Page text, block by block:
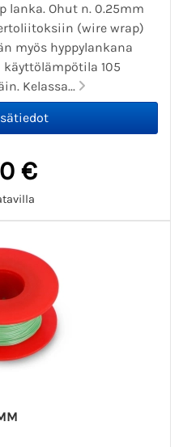
lanka. Ohut n. 0.25mm
(wire wrap)
myös hyppylankana
105
Kelassa...
€